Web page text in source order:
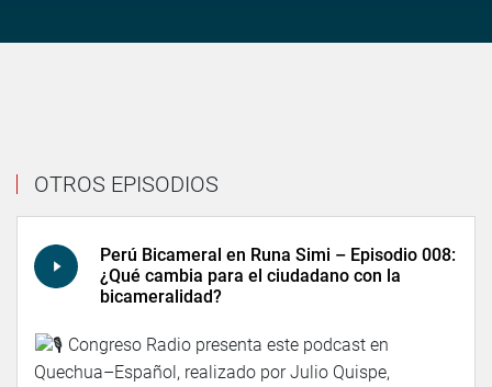
OTROS EPISODIOS
Perú Bicameral en Runa Simi – Episodio 008:
¿Qué cambia para el ciudadano con la
bicameralidad?
Congreso Radio presenta este podcast en
Quechua–Español, realizado por Julio Quispe,